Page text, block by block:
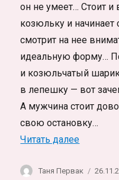
он не умеет… Стоит и
козюльку и
смотрит на нее
идеальную форму…
и козюльчатый
в лепешку — вот
А мужчина стоит
свою остановку…
Читать далее
Автор
Таня Первак